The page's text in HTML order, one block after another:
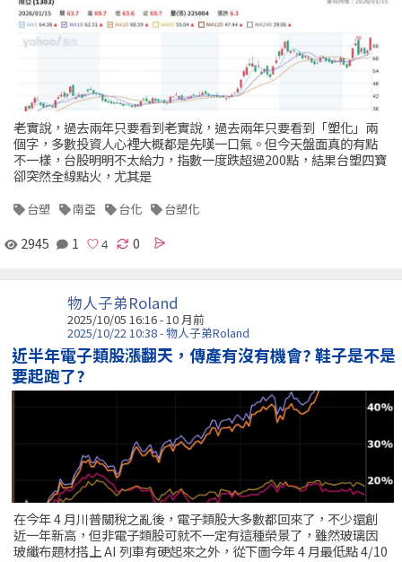
老實說，過去兩年只要看到老實說，過去兩年只要看到「塑化」兩
個字，多數投資人心裡大概都是先嘆一口氣。但今天盤面真的有點
不一樣，台股明明不太給力，指數一度跌超過200點，結果台塑四寶
卻突然全線點火，尤其是
台塑 南亞 台化 台塑化
2945 1 0
物人子弟Roland
2025/10/05 16:16 - 10 月前
2025/10/22 10:38 - 物人子弟Roland
近半年電子類股漲翻天，傳產有沒有機會? 鞋子是不是
要起跑了?
在今年 4 月川普關稅之亂後，電子類股大多數都回來了，不少還創
近一年新高，但非電子類股可就不一定有這種榮景了，雖然玻璃因
玻纖布題材搭上 AI 列車有硬起來之外，從下圖今年 4 月最低點 4/10